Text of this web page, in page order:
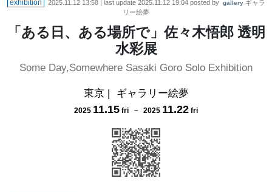
exhibition 2025.11.12 13:58| last update 2025.11.12 19:04posted by gallery ギャラ
リー絵夢
「ある日、ある場所で」佐々木悟郎 透明
水彩展
Some Day,Somewhere Sasaki Goro Solo Exhibition
東京| ギャラリー絵夢
2025 11.15 fri － 2025 11.22 fri